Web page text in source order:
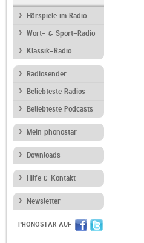
Hörspiele im Radio
Wort- & Sport-Radio
Klassik-Radio
Radiosender
Beliebteste Radios
Beliebteste Podcasts
Mein phonostar
Downloads
Hilfe & Kontakt
Newsletter
PHONOSTAR AUF